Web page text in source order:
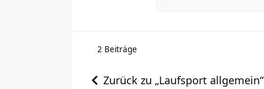
2 Beiträge
Zurück zu „Laufsport allgemein“